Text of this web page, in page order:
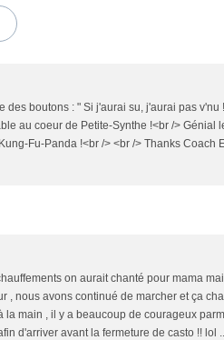
boutons : " Si j'aurai su, j'aurai pas v'nu
au coeur de Petite-Synthe !<br /> Génial
Fu-Panda !<br /> <br /> Thanks Coach
on aurait chanté pour mama
, nous avons continué de marcher et ça
main , il y a beaucoup de courageux
d'arriver avant la fermeture de casto !! lol